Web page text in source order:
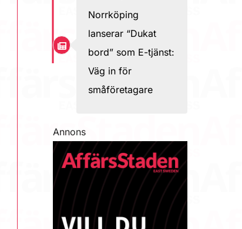
Norrköping
lanserar “Dukat
bord” som E-tjänst:
Väg in för
småföretagare
Annons